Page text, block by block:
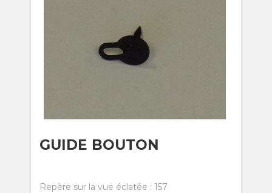
GUIDE BOUTON
Repère sur la vue éclatée : 157